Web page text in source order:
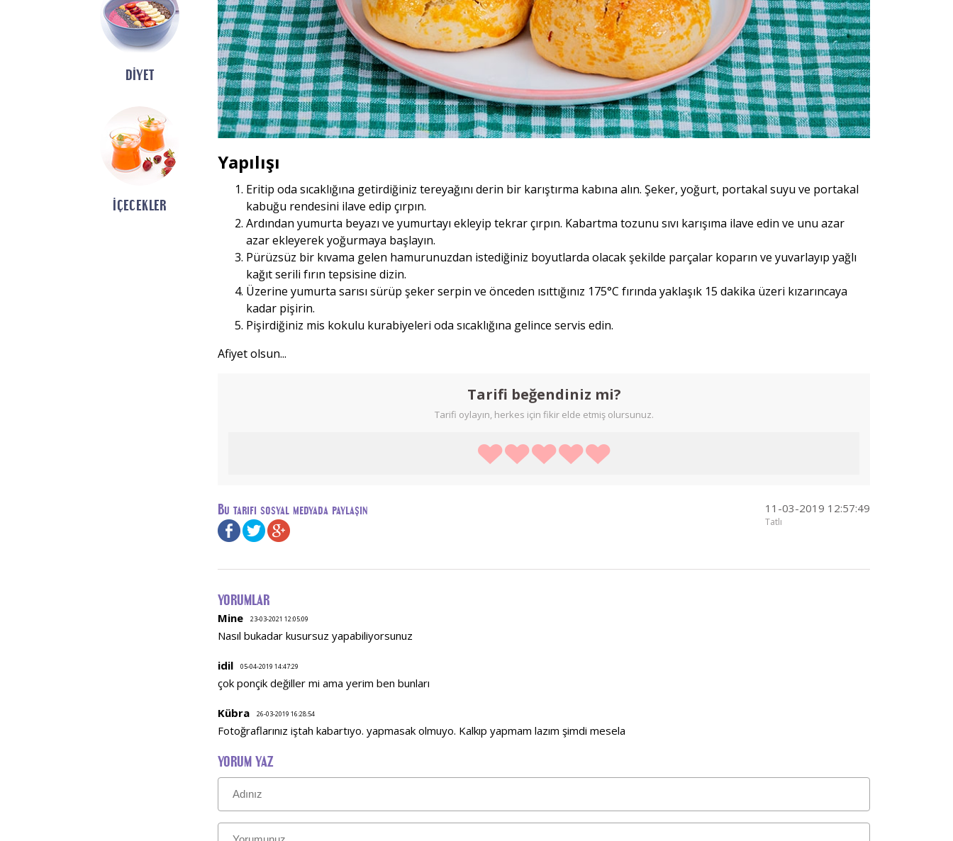
DIYET
İÇECEKLER
Yapılışı
Eritip oda sıcaklığına getirdiğiniz tereyağını derin bir karıştırma kabına alın. Şeker, yoğurt, portakal suyu ve portakal
kabuğu rendesini ilave edip çırpın.
Ardından yumurta beyazı ve yumurtayı ekleyip tekrar çırpın. Kabartma tozunu sıvı karışıma ilave edin ve unu azar
azar ekleyerek yoğurmaya başlayın.
Pürüzsüz bir kıvama gelen hamurunuzdan istediğiniz boyutlarda olacak şekilde parçalar koparın ve yuvarlayıp yağlı
kağıt serili fırın tepsisine dizin.
Üzerine yumurta sarısı sürüp şeker serpin ve önceden ısıttığınız 175°C fırında yaklaşık 15 dakika üzeri kızarıncaya
kadar pişirin.
Pişirdiğiniz mis kokulu kurabiyeleri oda sıcaklığına gelince servis edin.
Afiyet olsun...
Tarifi beğendiniz mi?
Tarifi oylayın, herkes için fikir elde etmiş olursunuz.
Bu tarifi sosyal medyada paylaşın 11-03-2019 12:57:49
Tatlı
YORUMLAR
Mine 23-03-2021 12:05:09
Nasıl bukadar kusursuz yapabiliyorsunuz
idil 05-04-2019 14:47:29
çok ponçik değiller mi ama yerim ben bunları
Kübra 26-03-2019 16:28:54
Fotoğraflarınız iştah kabartıyo. yapmasak olmuyo. Kalkıp yapmam lazım şimdi mesela
YORUM YAZ